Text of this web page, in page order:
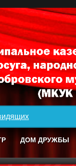
ДОМ ДРУЖБЫ